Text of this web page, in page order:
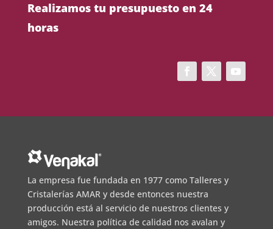
Realizamos tu presupuesto en 24
horas
La empresa fue fundada en 1977 como Talleres y
Cristalerías AMAR y desde entonces nuestra
producción está al servicio de nuestros clientes y
amigos. Nuestra política de calidad nos avalan y